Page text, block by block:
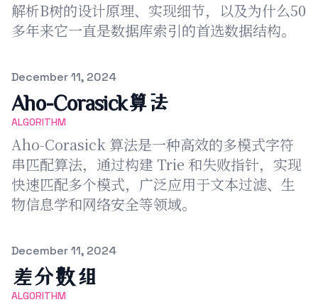
解析B树的设计原理、实现细节，以及为什么50
多年来它一直是数据库索引的首选数据结构。
Published on
December 11, 2024
Aho-Corasick算法
ALGORITHM
Aho-Corasick 算法是一种高效的多模式字符
串匹配算法，通过构建 Trie 和失败指针，实现
快速匹配多个模式，广泛应用于文本过滤、生
物信息学和网络安全等领域。
Published on
December 11, 2024
差分数组
ALGORITHM